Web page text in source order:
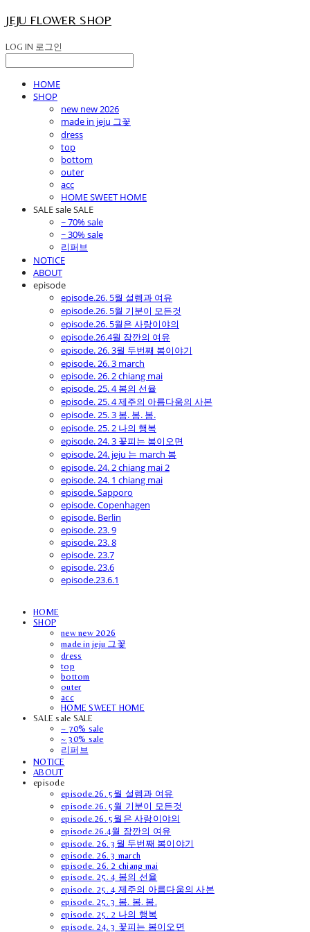
JEJU FLOWER SHOP
LOG IN 로그인
HOME
SHOP
new new 2026
made in jeju 그꽃
dress
top
bottom
outer
acc
HOME SWEET HOME
SALE sale SALE
~ 70% sale
~ 30% sale
리퍼브
NOTICE
ABOUT
episode
episode.26. 5월 설렘과 여유
episode.26. 5월 기분이 모든것
episode.26. 5월은 사랑이야의
episode.26.4월 잠깐의 여유
episode. 26. 3월 두번째 봄이야기
episode. 26. 3 march
episode. 26. 2 chiang mai
episode. 25. 4 봄의 선율
episode. 25. 4 제주의 아름다움의 사본
episode. 25. 3 봄. 봄. 봄.
episode. 25. 2 나의 행복
episode. 24. 3 꽃피는 봄이오면
episode. 24. jeju 는 march 봄
episode. 24. 2 chiang mai 2
episode. 24. 1 chiang mai
episode. Sapporo
episode. Copenhagen
episode. Berlin
episode. 23. 9
episode. 23. 8
episode. 23.7
episode. 23.6
episode.23.6.1
HOME
SHOP
new new 2026
made in jeju 그꽃
dress
top
bottom
outer
acc
HOME SWEET HOME
SALE sale SALE
~ 70% sale
~ 30% sale
리퍼브
NOTICE
ABOUT
episode
episode.26. 5월 설렘과 여유
episode.26. 5월 기분이 모든것
episode.26. 5월은 사랑이야의
episode.26.4월 잠깐의 여유
episode. 26. 3월 두번째 봄이야기
episode. 26. 3 march
episode. 26. 2 chiang mai
episode. 25. 4 봄의 선율
episode. 25. 4 제주의 아름다움의 사본
episode. 25. 3 봄. 봄. 봄.
episode. 25. 2 나의 행복
episode. 24. 3 꽃피는 봄이오면